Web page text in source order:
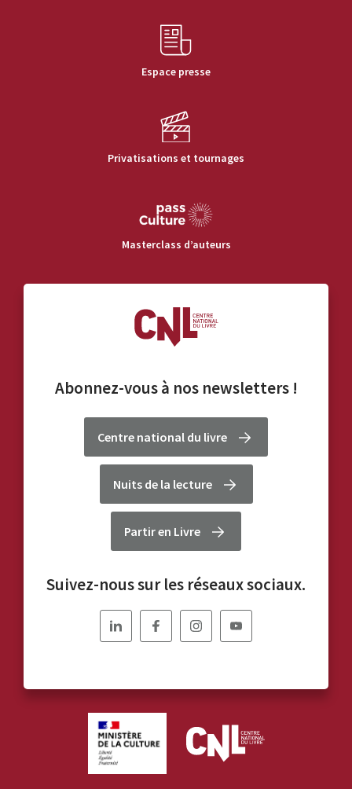
Espace presse
Privatisations et tournages
Masterclass d’auteurs
Abonnez-vous à nos newsletters!
Centre national du livre
Nuits de la lecture
Partir en Livre
Suivez-nous sur les réseaux sociaux.
Nous
Nous
Nous
Nous